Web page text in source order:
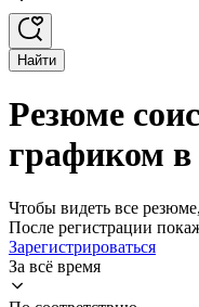
Найти
Резюме
графиком в
Чтобы видеть все
После регистрации
Зарегистрироваться
За всё время